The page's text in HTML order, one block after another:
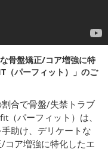
骨盤矯正/コア増強に特
（パーフィット）」のご
合で骨盤/失禁トラブ
（パーフィット）は、
助け、デリケートな
コア増強に特化したエ